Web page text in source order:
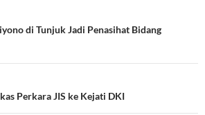
di Tunjuk Jadi Penasihat Bidang
Perkara JIS ke Kejati DKI